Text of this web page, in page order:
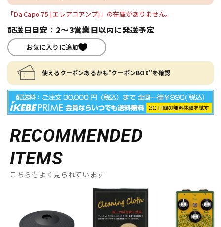
「Da Capo 75 [エレアコアンプ]」の在庫がありません。
配送日目安：2～3営業日以内に発送予定
お気に入りに追加
使えるクーポンあるかも"クーポンBOX"を確認
RECOMMENDED
ITEMS
こちらもよく見られています